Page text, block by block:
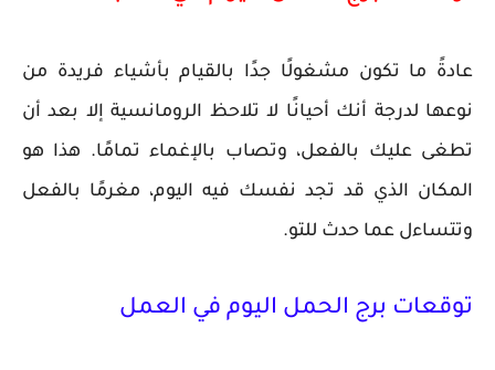
عادةً ما تكون مشغولًا جدًا بالقيام بأشياء فريدة من
نوعها لدرجة أنك أحيانًا لا تلاحظ الرومانسية إلا بعد أن
تطغى عليك بالفعل، وتصاب بالإغماء تمامًا. هذا هو
المكان الذي قد تجد نفسك فيه اليوم، مغرمًا بالفعل
وتتساءل عما حدث للتو.
توقعات برج الحمل اليوم في العمل